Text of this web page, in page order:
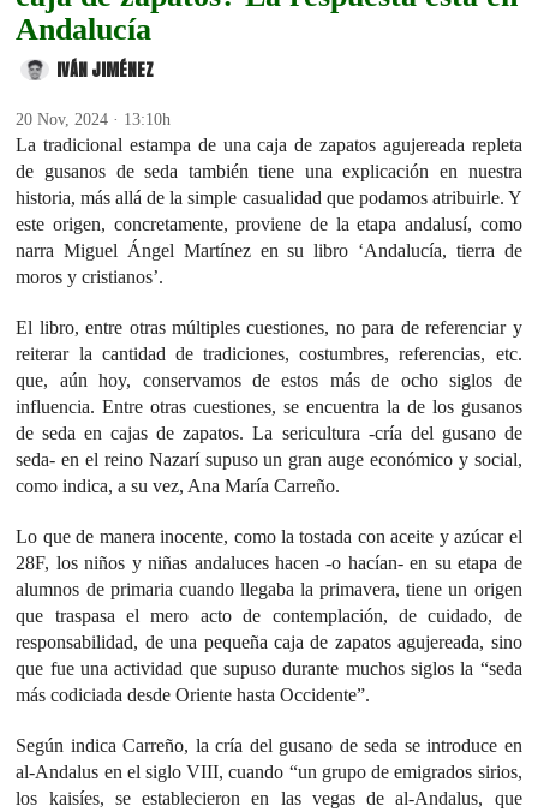
Andalucía
IVÁN JIMÉNEZ
20 Nov, 2024 · 13:10h
La tradicional estampa de una caja de zapatos agujereada repleta
de gusanos de seda también tiene una explicación en nuestra
historia, más allá de la simple casualidad que podamos atribuirle. Y
este origen, concretamente, proviene de la etapa andalusí, como
narra Miguel Ángel Martínez en su libro ‘Andalucía, tierra de
moros y cristianos’.
El libro, entre otras múltiples cuestiones, no para de referenciar y
reiterar la cantidad de tradiciones, costumbres, referencias, etc.
que, aún hoy, conservamos de estos más de ocho siglos de
influencia. Entre otras cuestiones, se encuentra la de los gusanos
de seda en cajas de zapatos. La sericultura -cría del gusano de
seda- en el reino Nazarí supuso un gran auge económico y social,
como indica, a su vez, Ana María Carreño.
Lo que de manera inocente, como la tostada con aceite y azúcar el
28F, los niños y niñas andaluces hacen -o hacían- en su etapa de
alumnos de primaria cuando llegaba la primavera, tiene un origen
que traspasa el mero acto de contemplación, de cuidado, de
responsabilidad, de una pequeña caja de zapatos agujereada, sino
que fue una actividad que supuso durante muchos siglos la “seda
más codiciada desde Oriente hasta Occidente”.
Según indica Carreño, la cría del gusano de seda se introduce en
al-Andalus en el siglo VIII, cuando “un grupo de emigrados sirios,
los kaisíes, se establecieron en las vegas de al-Andalus, que